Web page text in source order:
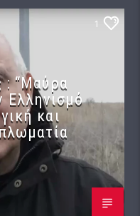
1
: “Μαύρα
Ελληνισμό
και